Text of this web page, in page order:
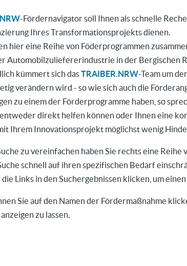
-Fördernavigator soll Ihnen als schnelle
Ihres Transformationsprojekts dienen.
hier eine Reihe von Föderprogrammen
Automobilzuliefererindustrie in der Bergischen
kümmert sich dasTRAIBER.NRW-Team um
verändern wird - so wie sich auch die
zu einem der Förderprogramme haben, so
direkt helfen können oder Ihnen eine
Ihrem Innovationsprojekt möglichst wenig
zu vereinfachen haben Sie rechts eine
schnell auf ihren spezifischen Bedarf
die Links in den Suchergebnissen klicken, um
Sie auf den Namen der Fördermaßnahme
zu lassen.